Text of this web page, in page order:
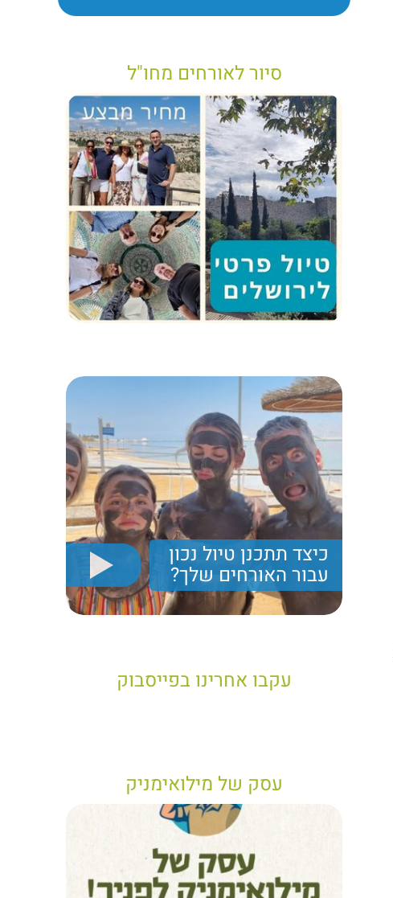
סיור לאורחים מחו"ל
כיצד תתכנן טיול נכון
עבור האורחים שלך?
יריב חן, מציג את הקווים המנחים לבניית טיול נכון עבור
תיירים בישראל
עקבו אחרינו בפייסבוק
עסק של מילואימניק